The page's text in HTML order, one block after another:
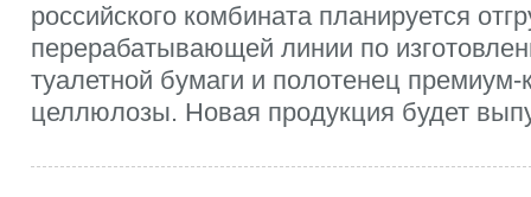
российского комбината планируется
перерабатывающей линии по
туалетной бумаги и полотенец премиум-
целлюлозы. Новая продукция будет